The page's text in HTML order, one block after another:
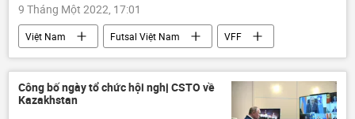
9 Tháng Một 2022, 17:01
Việt Nam Futsal Việt Nam VFF
Công bố ngày tổ chức hội nghị CSTO về
Kazakhstan